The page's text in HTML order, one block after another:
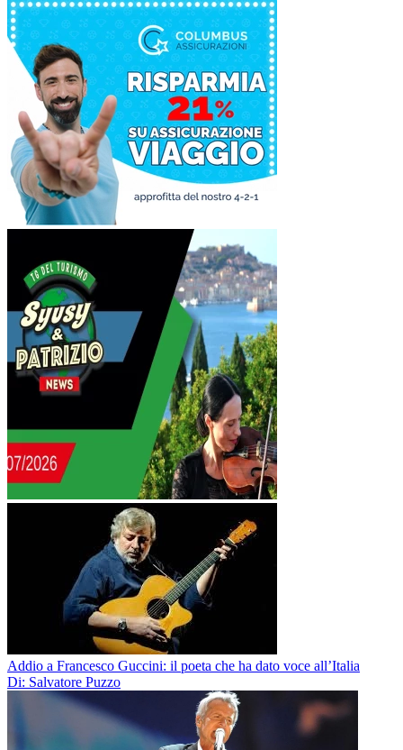
Addio a Francesco Guccini: il poeta che ha dato voce all’Italia
Di: Salvatore Puzzo